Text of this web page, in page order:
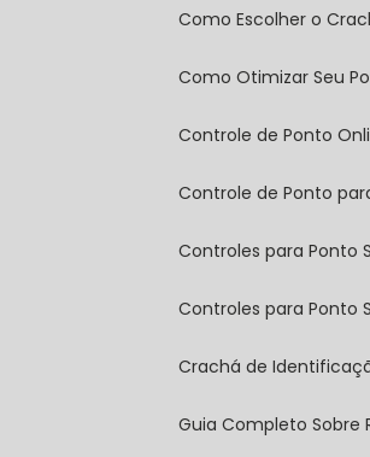
Como Escolher o
Como Otimizar Seu
Controle de Ponto
Controle de Ponto
Controles para
Controles para Ponto
Crachá de
Guia Completo